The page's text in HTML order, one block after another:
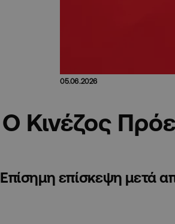
05.06.2026
Ο Κινέζος
Επίσημη επίσκεψη μετά